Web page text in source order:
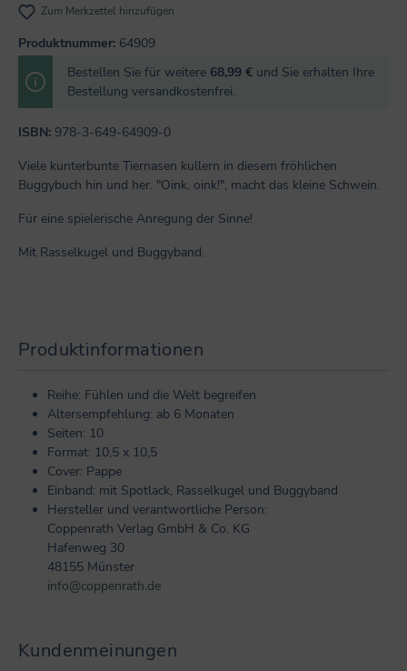
Zum Merkzettel hinzufügen
Produktnummer: 64909
Bestellen Sie für weitere 68,99 € und Sie erhalten Ihre
Bestellung versandkostenfrei.
ISBN: 978-3-649-64909-0
Viele kunterbunte Tiernasen kullern in diesem fröhlichen
Buggybuch hin und her. "Oink, oink!", macht das kleine Schwein.
Für eine spielerische Anregung der Sinne!
Mit Rasselkugel und Buggyband.
Produktinformationen
Reihe: Fühlen und die Welt begreifen
Altersempfehlung: ab 6 Monaten
Seiten: 10
Format: 10,5 x 10,5
Cover: Pappe
Einband: mit Spotlack, Rasselkugel und Buggyband
Hersteller und verantwortliche Person:
Coppenrath Verlag GmbH & Co. KG
Hafenweg 30
48155 Münster
info@coppenrath.de
Kundenmeinungen